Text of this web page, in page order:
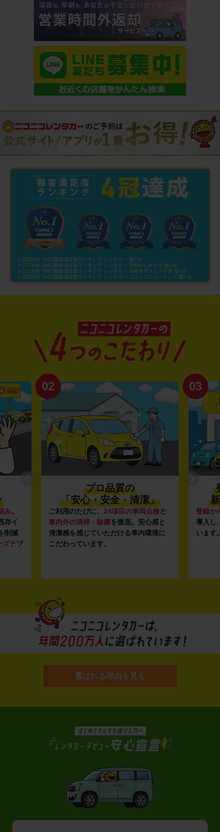
み。
存イ
削減
ズナブ
02
プロ品質の
「安心・安全・清潔」
ご利用のたびに、 24項目の車両点検と
車内外の清掃・除菌を徹底。安心感と
清潔感を感じていただける車内環境に
こだわっています。
03
登録か
導入し
います
選ばれる理由を見る